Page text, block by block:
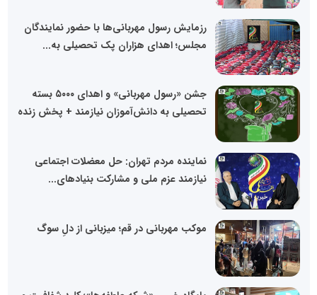
رزمایش رسول مهربانی‌ها با حضور نمایندگان
مجلس؛ اهدای هزاران پک تحصیلی به...
جشن «رسول مهربانی» و اهدای ۵۰۰۰ بسته
تحصیلی به دانش‌آموزان نیازمند + پخش زنده
نماینده مردم تهران: حل معضلات اجتماعی
نیازمند عزم ملی و مشارکت بنیادهای...
موکب مهربانی در قم؛ میزبانی از دلِ سوگ